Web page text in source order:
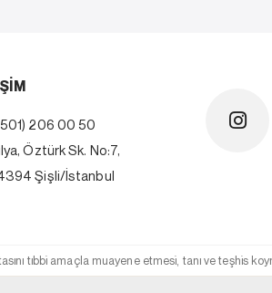
206 00 50
Öztürk Sk. No:7,
Şişli/İstanbul
tıbbi amaçla muayene etmesi, tanı ve teşhis